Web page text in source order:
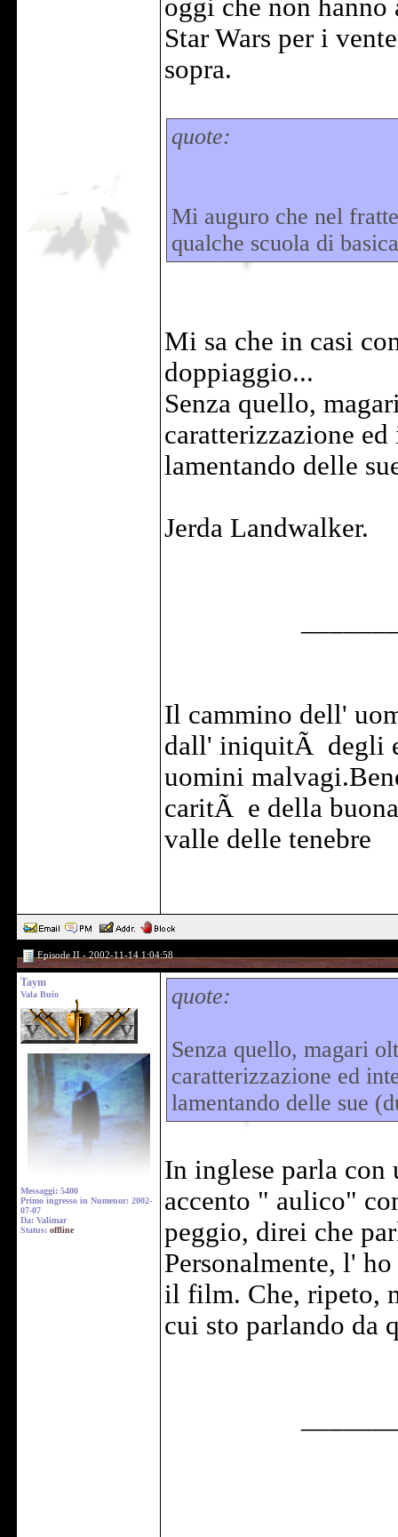
oggi che non hanno
Star Wars per i
sopra.
quote:
Mi auguro che nel
qualche scuola di
Mi sa che in casi
doppiaggio...
Senza quello,
caratterizzazione
lamentando delle
Jerda Landwalker.
Il cammino dell'
dall' iniquitÃ degli
uomini
caritÃ e della
valle delle tenebre
Episode II - 2002-11-14 1:04:58
Taym
Vala Buio
Messaggi: 5400
Primo ingresso in Numenor: 2002-
07-07
Da: Valimar
Status: offline
quote:
Senza quello, magari
caratterizzazione ed
lamentando delle sue
In inglese parla con
accento " aulico"
peggio, direi che
Personalmente, l'
il film. Che, ripeto,
cui sto parlando da